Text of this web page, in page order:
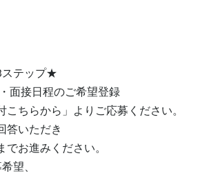
テップ★
面接日程のご希望登録
ちらから」よりご応募ください。
答いただき
お進みください。
望、